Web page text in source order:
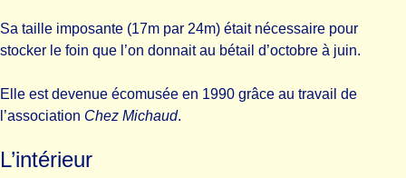
Sa taille imposante (17m par 24m) était nécessaire pour
stocker le foin que l’on donnait au bétail d’octobre à juin.
Elle est devenue écomusée en 1990 grâce au travail de
l’association Chez Michaud.
L’intérieur